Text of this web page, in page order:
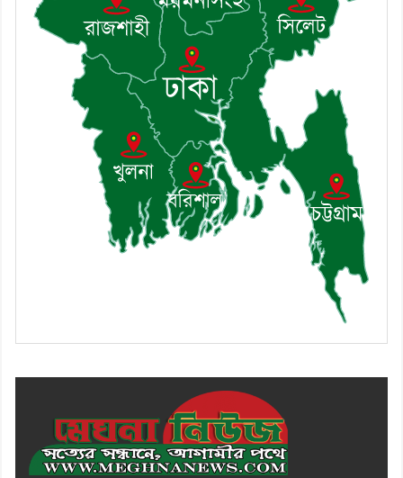
৯। মেঘনায় আইন-শৃঙ্খলা কমিটির মাসিক
সভা অনুষ্ঠিত
১০। জাতীয় নেতা ড. খন্দকার মোশাররফ
হোসেনের মূল্যায়ন কোথায় এবং একটি
বিশ্লেষণ